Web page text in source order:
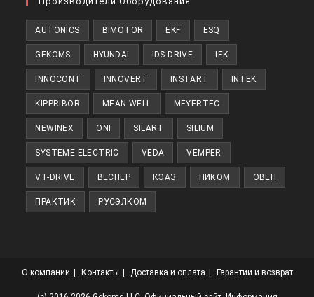
вкладке
AUTONICS BIMOTOR EKF ESQ
GEKOMS HYUNDAI IDS-DRIVE IEK
INNOCONT INNOVERT INSTART INTEK
KIPPRIBOR MEAN WELL MEYERTEC
NEWINEX ONI SILART SILIUM
SYSTEME ELECTRIC VEDA VEMPER
VT-DRIVE ВЕСПЕР КЭАЗ НИКОМ ОВЕН
ПРАКТИК РУСЭЛКОМ
О компании Контакты Доставка и оплата Гарантии и возврат